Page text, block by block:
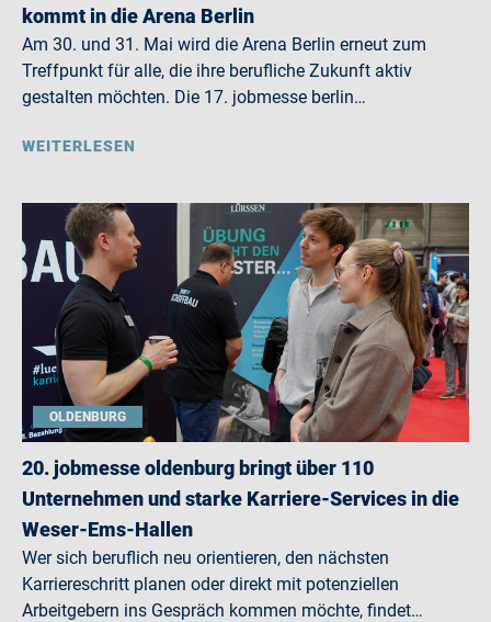
kommt in die Arena Berlin
Am 30. und 31. Mai wird die Arena Berlin erneut zum
Treffpunkt für alle, die ihre berufliche Zukunft aktiv
gestalten möchten. Die 17. jobmesse berlin…
WEITERLESEN
OLDENBURG
20. jobmesse oldenburg bringt über 110
Unternehmen und starke Karriere-Services in die
Weser-Ems-Hallen
Wer sich beruflich neu orientieren, den nächsten
Karriereschritt planen oder direkt mit potenziellen
Arbeitgebern ins Gespräch kommen möchte, findet…